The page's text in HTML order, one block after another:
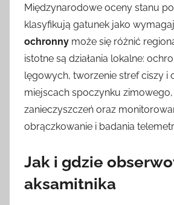
Międzynarodowe oceny stanu
klasyfikują gatunek jako
ochronny może się różnić
istotne są działania lokalne:
lęgowych, tworzenie stref ciszy i
miejscach spoczynku
zanieczyszczeń oraz
obrączkowanie i badania
Jak i gdzie
aksamitnika